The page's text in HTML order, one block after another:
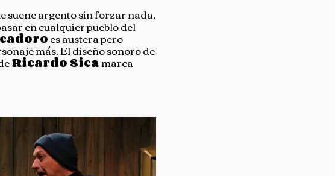
suene argento sin forzar nada,
en cualquier pueblo del
es austera pero
más. El diseño sonoro de
Ricardo Sicamarca